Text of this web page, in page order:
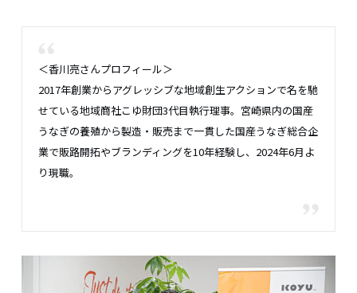
＜香川亮さんプロフィール＞
2017年創業からアグレッシブな地域創生アクションで名を馳
せている地域商社こゆ財団3代目執行理事。宮崎県内の国産
うなぎの養殖から製造・販売まで一貫した国産うなぎ総合企
業で販路開拓やブランディングを10年経験し、2024年6月よ
り現職。